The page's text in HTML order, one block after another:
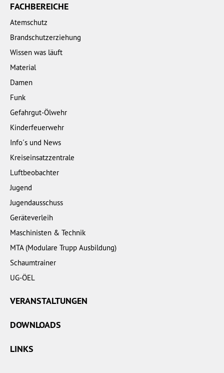
FACHBEREICHE
Atemschutz
Brandschutzerziehung
Wissen was läuft
Material
Damen
Funk
Gefahrgut-Ölwehr
Kinderfeuerwehr
Info´s und News
Kreiseinsatzzentrale
Luftbeobachter
Jugend
Jugendausschuss
Geräteverleih
Maschinisten & Technik
MTA (Modulare Trupp Ausbildung)
Schaumtrainer
UG-ÖEL
VERANSTALTUNGEN
DOWNLOADS
LINKS